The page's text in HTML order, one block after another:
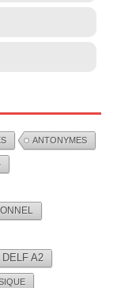
ANTONYMES
DELF A2